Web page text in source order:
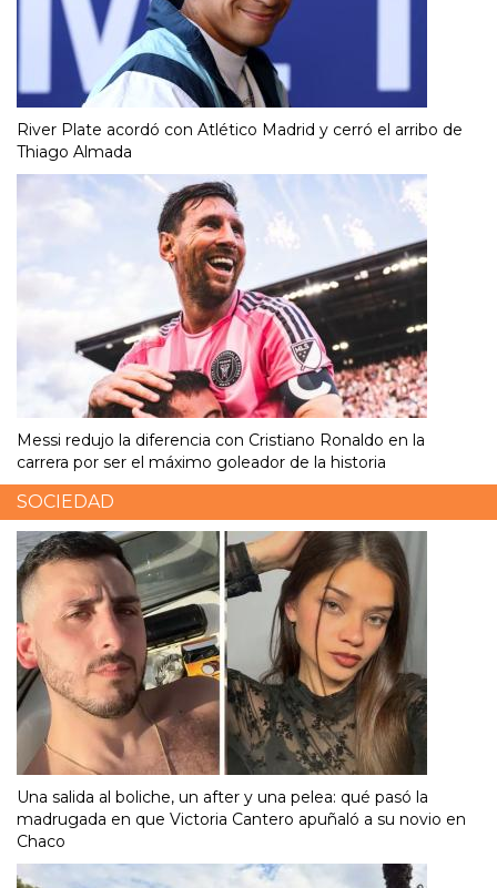
River Plate acordó con Atlético Madrid y cerró el arribo de
Thiago Almada
Messi redujo la diferencia con Cristiano Ronaldo en la
carrera por ser el máximo goleador de la historia
SOCIEDAD
Una salida al boliche, un after y una pelea: qué pasó la
madrugada en que Victoria Cantero apuñaló a su novio en
Chaco